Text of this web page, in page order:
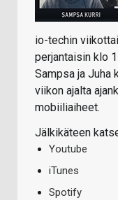
io-techin
perjantaisin klo
Sampsa ja Juha
viikon ajalta
mobiiliaiheet.
Jälkikäteen
Youtube
iTunes
Spotify